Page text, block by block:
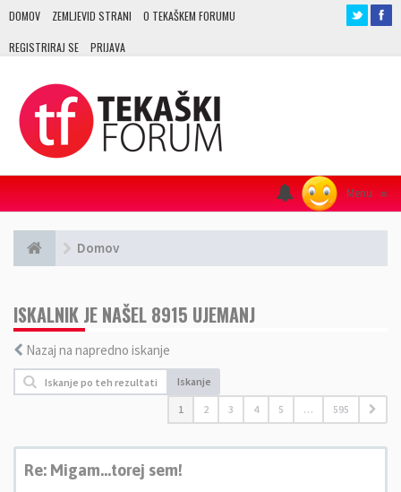
DOMOV ZEMLJEVID STRANI O TEKAŠKEM FORUMU
REGISTRIRAJ SE PRIJAVA
Menu ≡
Domov
ISKALNIK JE NAŠEL 8915 UJEMANJ
Nazaj na napredno iskanje
Iskanje
1 2 3 4 5 … 595
Re: Migam...torej sem!